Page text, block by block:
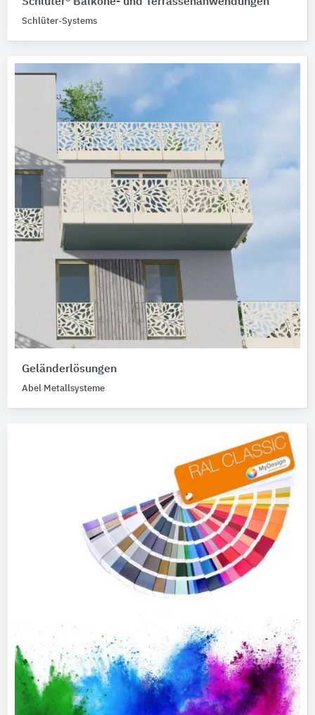
Schlüter-Systems
Geländerlösungen
Abel Metallsysteme